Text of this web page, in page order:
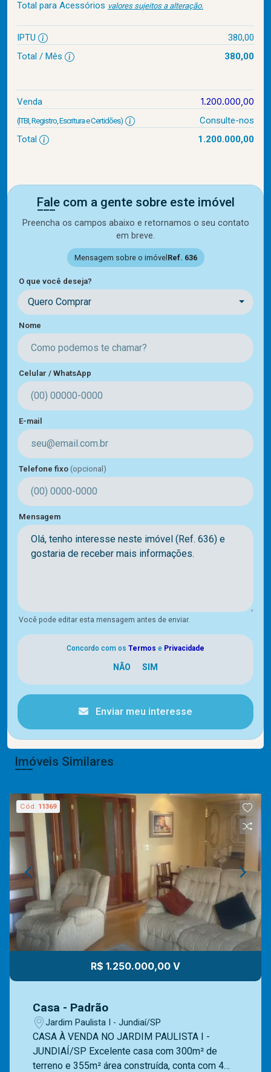
Total para Acessórios valores sujeitos a alteração.
IPTU
380,00
Total / Mês
380,00
Venda 1.200.000,00
(ITBI, Registro, Escritura e Certidões)
Consulte-nos
Total
1.200.000,00
Fale com a gente sobre este imóvel
Preencha os campos abaixo e retornamos o seu contato
em breve.
Mensagem sobre o imóvel Ref. 636
O que você deseja?
Quero Comprar
Nome
Celular / WhatsApp
E-mail
Telefone fixo (opcional)
Mensagem
Você pode editar esta mensagem antes de enviar.
Concordo com os Termos e Privacidade
Enviar meu interesse
Imóveis Similares
Cód. 11369
R$ 1.250.000,00 V
Casa - Padrão
Jardim Paulista I - Jundiaí/SP
CASA À VENDA NO JARDIM PAULISTA I -
JUNDIAÍ/SP Excelente casa com 300m² de
terreno e 355m² área construída, conta com 4